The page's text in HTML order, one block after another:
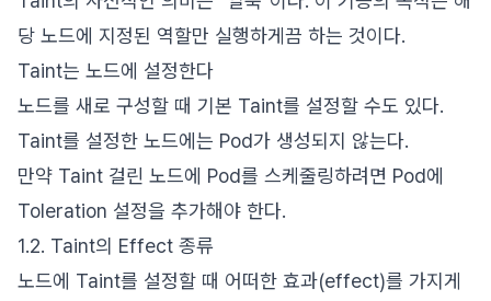
당 노드에 지정된 역할만 실행하게끔 하는 것이다.
Taint는 노드에 설정한다
노드를 새로 구성할 때 기본 Taint를 설정할 수도 있다.
Taint를 설정한 노드에는 Pod가 생성되지 않는다.
만약 Taint 걸린 노드에 Pod를 스케줄링하려면 Pod에
Toleration 설정을 추가해야 한다.
1.2. Taint의 Effect 종류
노드에 Taint를 설정할 때 어떠한 효과(effect)를 가지게